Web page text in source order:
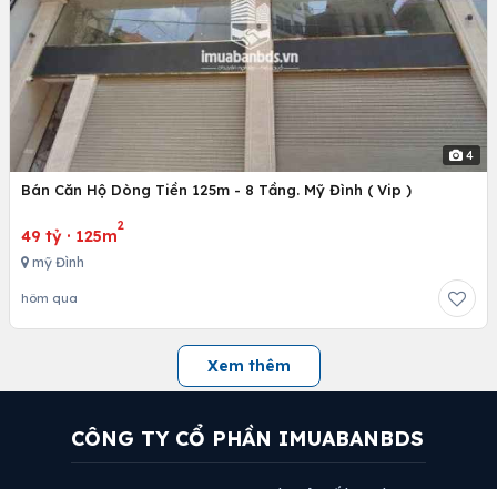
4
Bán Căn Hộ Dòng Tiền 125m - 8 Tầng. Mỹ Đình ( Vip )
49 tỷ · 125m
2
mỹ Đình
hôm qua
Xem thêm
CÔNG TY CỔ PHẦN IMUABANBDS